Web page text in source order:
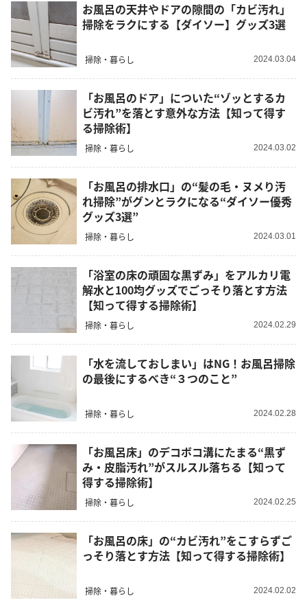
お風呂の天井やドアの隙間の「カビ汚れ」
掃除をラクにする【ダイソー】グッズ3選
掃除・暮らし 2024.03.04
「お風呂のドア」についた“ゾッとするカ
ビ汚れ”を落とす意外な方法【知って得す
る掃除術】
掃除・暮らし 2024.03.02
「お風呂の排水口」の“髪の毛・ヌメり汚
れ掃除”がグンとラクになる“ダイソー優秀
グッズ3選”
掃除・暮らし 2024.03.01
「浴室の床の頑固な黒ずみ」をアルカリ電
解水と100均グッズでごっそり落とす方法
【知って得する掃除術】
掃除・暮らし 2024.02.29
「水を流しておしまい」はNG！お風呂掃除
の最後にするべき“３つのこと”
掃除・暮らし 2024.02.28
「お風呂床」のデコボコ溝にたまる“黒ず
み・皮脂汚れ”がスルスル落ちる【知って
得する掃除術】
掃除・暮らし 2024.02.25
「お風呂の床」の“カビ汚れ”をこすらずご
っそり落とす方法【知って得する掃除術】
掃除・暮らし 2024.02.02